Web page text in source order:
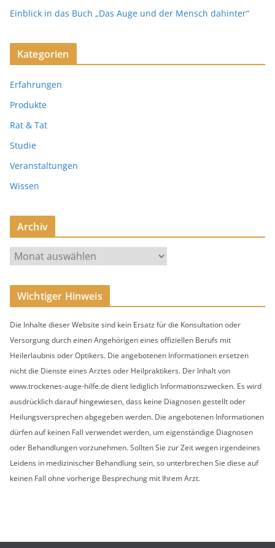
Einblick in das Buch „Das Auge und der Mensch dahinter“
Kategorien
Erfahrungen
Produkte
Rat & Tat
Studie
Veranstaltungen
Wissen
Archiv
c
v
Wichtiger Hinweis
Die Inhalte dieser Website sind kein Ersatz für die Konsultation oder
Versorgung durch einen Angehörigen eines offiziellen Berufs mit
Heilerlaubnis oder Optikers. Die angebotenen Informationen ersetzen
nicht die Dienste eines Arztes oder Heilpraktikers. Der Inhalt von
www.trockenes-auge-hilfe.de dient lediglich Informationszwecken. Es wird
ausdrücklich darauf hingewiesen, dass keine Diagnosen gestellt oder
Heilungsversprechen abgegeben werden. Die angebotenen Informationen
dürfen auf keinen Fall verwendet werden, um eigenständige Diagnosen
oder Behandlungen vorzunehmen. Sollten Sie zur Zeit wegen irgendeines
Leidens in medizinischer Behandlung sein, so unterbrechen Sie diese auf
keinen Fall ohne vorherige Besprechung mit Ihrem Arzt.